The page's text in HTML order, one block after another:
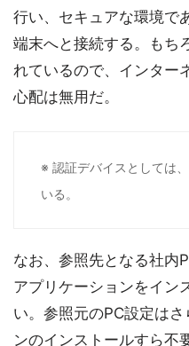
行い、セキュアな環境で
端末へと接続する。もち
れているので、インター
心配は無用だ。
※ 認証デバイスとしては
いる。
なお、参照先となる社内
アプリケーションをイン
い。参照元のPC設定は
ンのインストールすら不